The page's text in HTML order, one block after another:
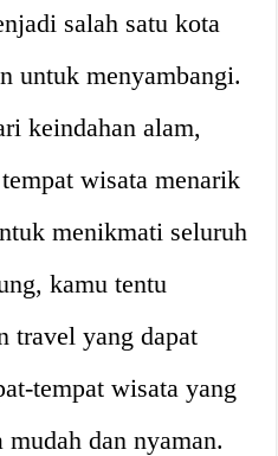
salah satu kota
untuk menyambangi.
keindahan alam,
wisata menarik
menikmati seluruh
kamu tentu
travel yang dapat
tempat wisata yang
dan nyaman.